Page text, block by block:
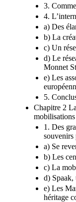
3.
4.
a) Des
b) La
c) Un
d) Le
Monnet
e) Les
5.
Chapitre 2
1. Des
souvenirs
a) Se
b) Les
c) La
d) Spaak,
e) Les
héritage